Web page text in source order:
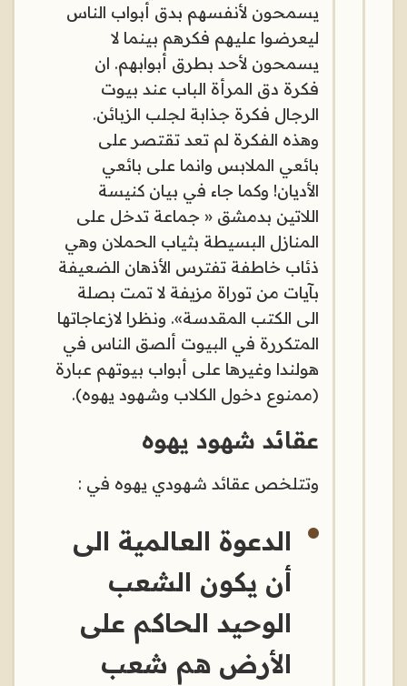
يسمحون لأنفسهم بدق أبواب الناس
ليعرضوا عليهم فكرهم بينما لا
يسمحون لأحد بطرق أبوابهم. ان
فكرة دق المرأة الباب عند بيوت
الرجال فكرة جذابة لجلب الزبائن.
وهذه الفكرة لم تعد تقتصر على
بائعي الملابس وانما على بائعي
الأديان! وكما جاء في بيان كنيسة
اللاتين بدمشق « جماعة تدخل على
المنازل البسيطة بثياب الحملان وهي
ذئاب خاطفة تفترس الأذهان الضعيفة
بآيات من توراة مزيفة لا تمت بصلة
الى الكتب المقدسة». ونظرا لازعاجاتها
المتكررة في البيوت ألصق الناس في
هولندا وغيرها على أبواب بيوتهم عبارة
(ممنوع دخول الكلاب وشهود يهوه).
عقائد شهود يهوه
وتتلخص عقائد شهودي يهوه في :
الدعوة العالمية الى
أن يكون الشعب
الوحيد الحاكم على
الأرض هم شعب